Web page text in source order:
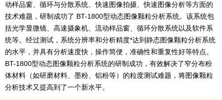
动样品窗、循环与分散系统、快速图像拍摄、快速图像分析等方面的
技术难题，研制成功了 BT-1800型动态图像颗粒分析系统。该系统包
括光学显微镜、高速摄象机、流动样品窗、循环分散系统以及软件系
统等。经过测试，系统分辨率和分析精度*达到静态图像颗粒分析系统
的水平，并具有分析速度快，操作简便，准确性和重复性好等特点。
BT-1800型动态图像颗粒分析系统的研制成功，有效解决了窄分布粉
体材料（如研磨材料、墨粉、铝粉等）的粒度测试难题，将图像颗粒
分析技术又提高到了一个新水平。